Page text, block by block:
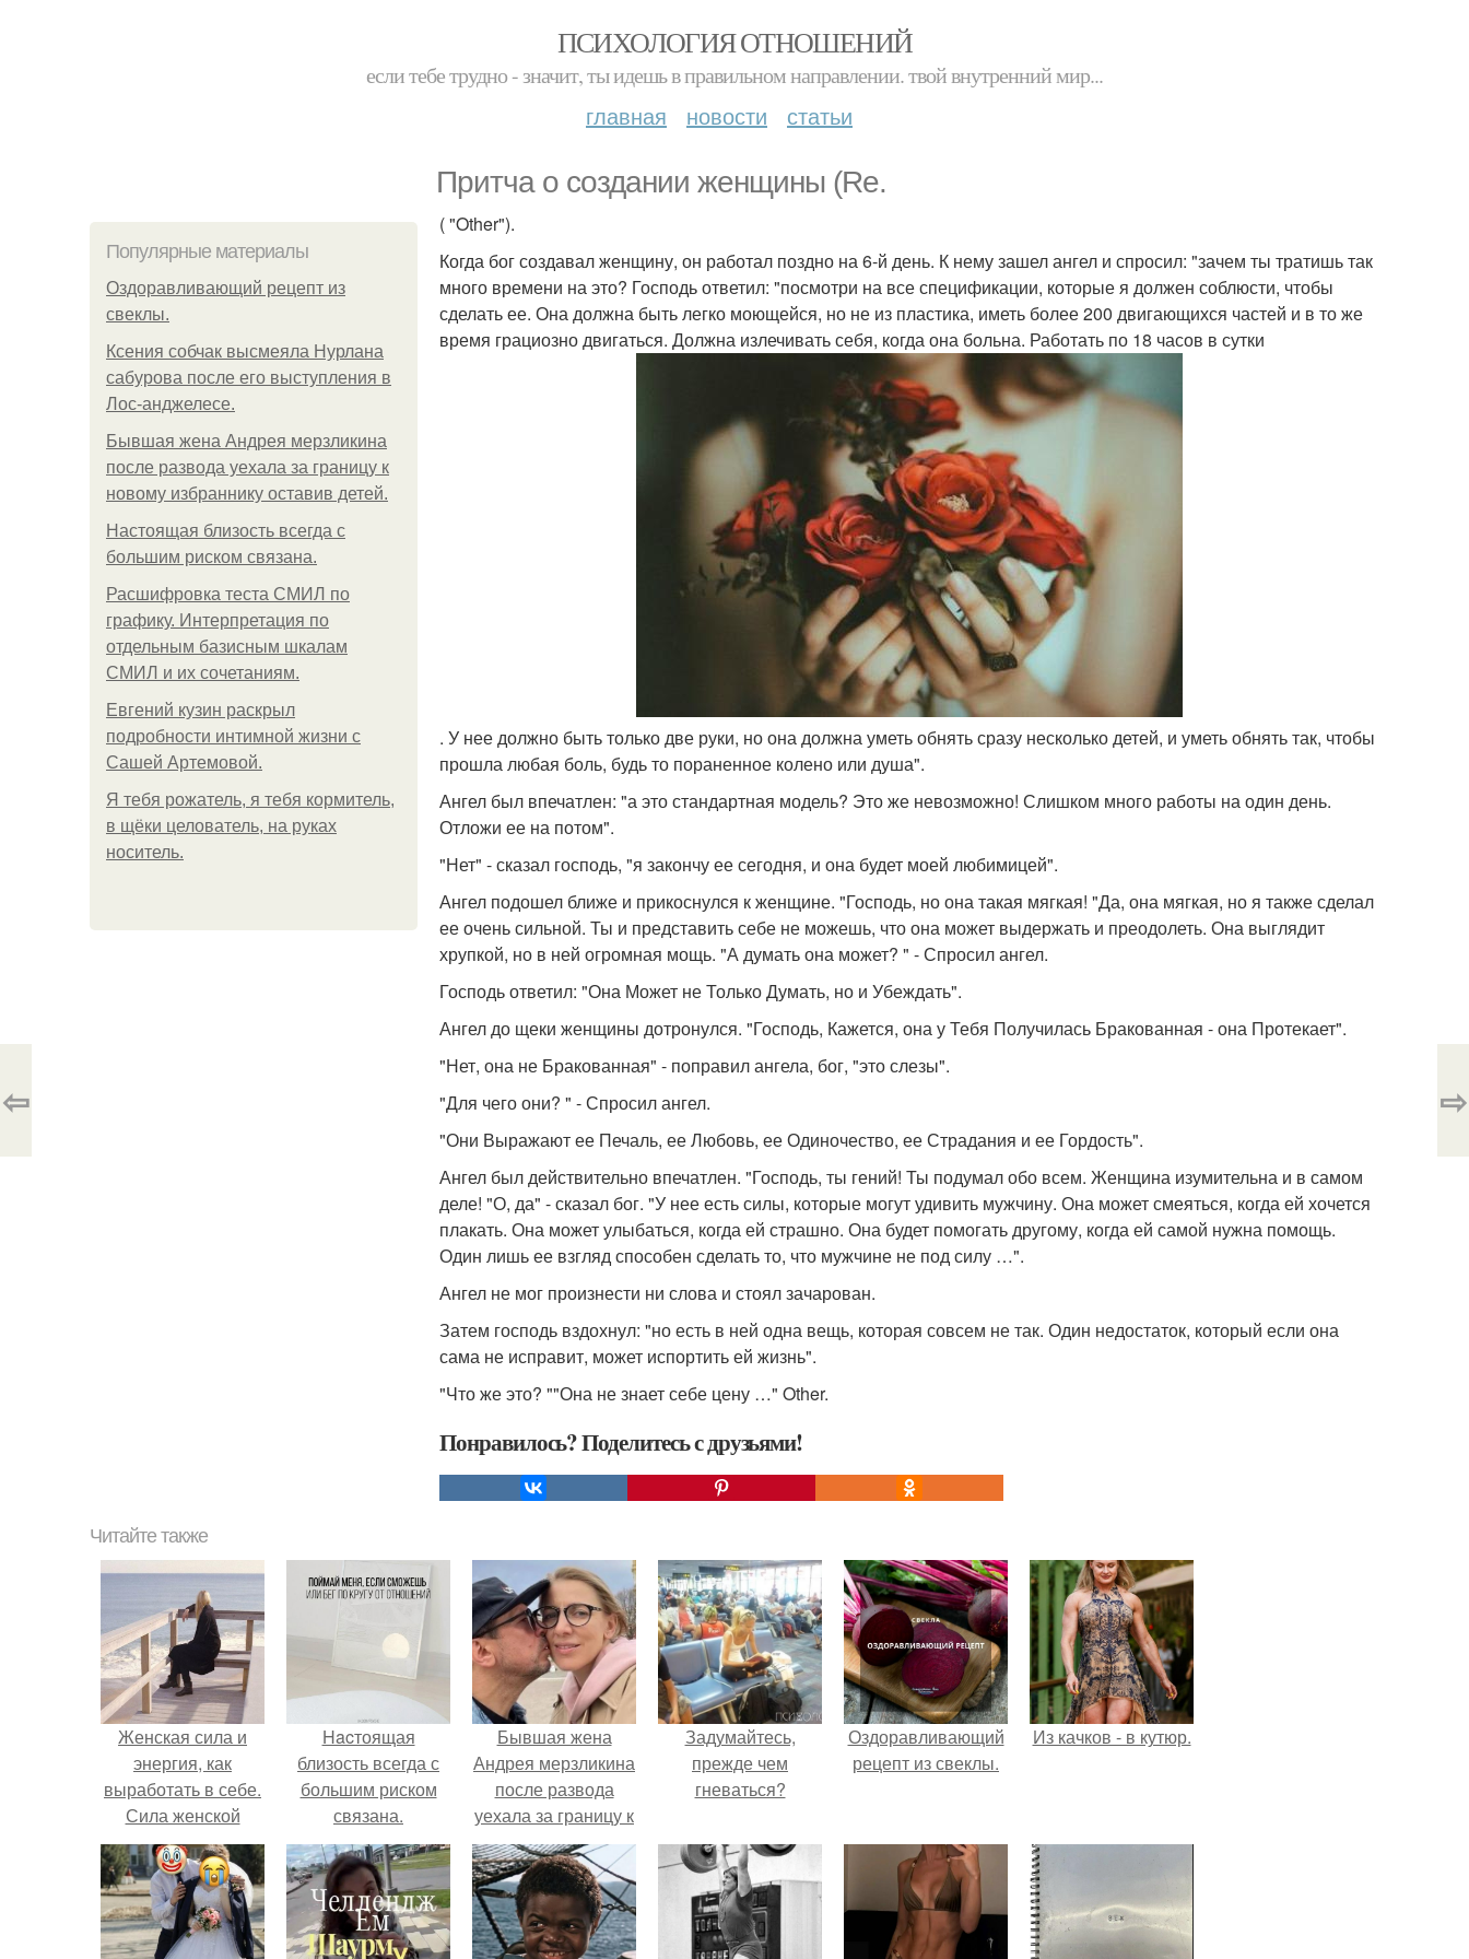
ПСИХОЛОГИЯ ОТНОШЕНИЙ
если тебе трудно - значит, ты идешь в правильном направлении. твой внутренний мир...
главная новости статьи
Притча о создании женщины (Re.
Популярные материалы
Оздоравливающий рецепт из
свеклы.
Ксения собчак высмеяла Нурлана
сабурова после его выступления в
Лос-анджелесе.
Бывшая жена Андрея мерзликина
после развода уехала за границу к
новому избраннику оставив детей.
Hacтоящая близость всегда с
большим риском связана.
Расшифровка теста СМИЛ по
графику. Интерпретация по
отдельным базисным шкалам
СМИЛ и их сочетаниям.
Евгений кузин раскрыл
подробности интимной жизни с
Сашей Артемовой.
Я тебя рожатель, я тебя кормитель,
в щёки целователь, на руках
носитель.
( "Other").
Когда бог создавал женщину, он работал поздно на 6-й день. К нему зашел ангел и спросил: "зачем ты тратишь так
много времени на это? Господь ответил: "посмотри на все спецификации, которые я должен соблюсти, чтобы
сделать ее. Она должна быть легко моющейся, но не из пластика, иметь более 200 двигающихся частей и в то же
время грациозно двигаться. Должна излечивать себя, когда она больна. Работать по 18 часов в сутки
. У нее должно быть только две руки, но она должна уметь обнять сразу несколько детей, и уметь обнять так, чтобы
прошла любая боль, будь то пораненное колено или душа".
Ангел был впечатлен: "а это стандартная модель? Это же невозможно! Слишком много работы на один день.
Отложи ее на потом".
"Нет" - сказал господь, "я закончу ее сегодня, и она будет моей любимицей".
Ангел подошел ближе и прикоснулся к женщине. "Господь, но она такая мягкая! "Да, она мягкая, но я также сделал
ее очень сильной. Ты и представить себе не можешь, что она может выдержать и преодолеть. Она выглядит
хрупкой, но в ней огромная мощь. "А думать она может? " - Спросил ангел.
Господь ответил: "Она Может не Только Думать, но и Убеждать".
Ангел до щеки женщины дотронулся. "Господь, Кажется, она у Тебя Получилась Бракованная - она Протекает".
"Нет, она не Бракованная" - поправил ангела, бог, "это слезы".
"Для чего они? " - Спросил ангел.
"Они Выражают ее Печаль, ее Любовь, ее Одиночество, ее Страдания и ее Гордость".
Ангел был действительно впечатлен. "Господь, ты гений! Ты подумал обо всем. Женщина изумительна и в самом
деле! "О, да" - сказал бог. "У нее есть силы, которые могут удивить мужчину. Она может смеяться, когда ей хочется
плакать. Она может улыбаться, когда ей страшно. Она будет помогать другому, когда ей самой нужна помощь.
Один лишь ее взгляд способен сделать то, что мужчине не под силу …".
Ангел не мог произнести ни слова и стоял зачарован.
Затем господь вздохнул: "но есть в ней одна вещь, которая совсем не так. Один недостаток, который если она
сама не исправит, может испортить ей жизнь".
"Что же это? ""Она не знает себе цену …" Other.
Понравилось? Поделитесь с друзьями!
⇦ ⇨
Читайте также
Женская сила и
энергия, как
выработать в себе.
Сила женской
энергии?
Hacтоящая
близость всегда с
большим риском
связана.
Бывшая жена
Андрея мерзликина
после развода
уехала за границу к
новому избраннику
оставив детей.
Задумайтесь,
прежде чем
гневаться?
Оздоравливающий
рецепт из свеклы.
Из качков - в кутюр.